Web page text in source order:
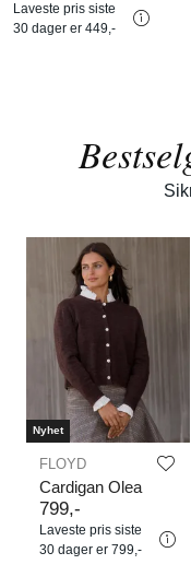
Laveste pris siste
30 dager er 449,-
Nyhet
FLOYD
Cardigan Olea
799,-
Laveste pris siste
30 dager er 799,-